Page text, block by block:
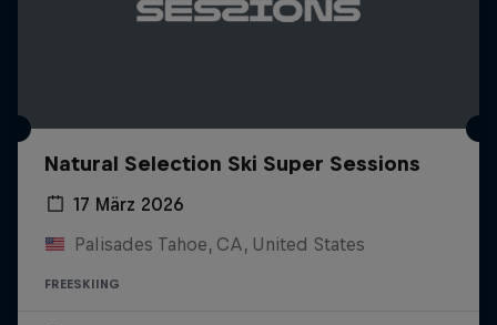
Natural Selection Ski Super Sessions
17 März 2026
Palisades Tahoe, CA, United States
FREESKIING